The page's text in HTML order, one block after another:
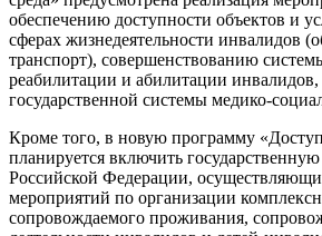
обеспечению доступности объектов и
сферах жизнедеятельности инвалидов
транспорт), совершенствованию
реабилитации и абилитации инвалидов,
государственной системы медико-
Кроме того, в новую программу
планируется включить
Российской Федерации,
мероприятий по организации
сопровождаемого проживания,